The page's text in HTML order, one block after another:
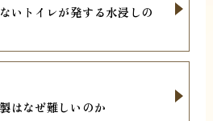
いトイレが発する水浸しの
はなぜ難しいのか